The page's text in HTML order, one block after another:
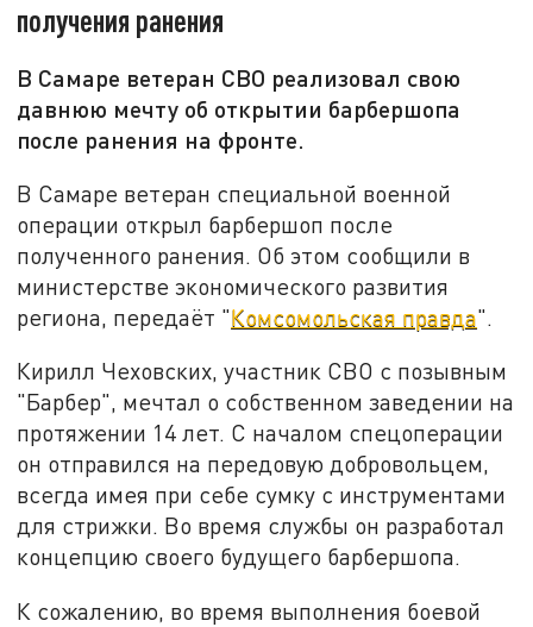
получения ранения
В Самаре ветеран СВО реализовал свою
давнюю мечту об открытии барбершопа
после ранения на фронте.
В Самаре ветеран специальной военной
операции открыл барбершоп после
полученного ранения. Об этом сообщили в
министерстве экономического развития
региона, передаёт "Комсомольская правда".
Кирилл Чеховских, участник СВО с позывным
"Барбер", мечтал о собственном заведении на
протяжении 14 лет. С началом спецоперации
он отправился на передовую добровольцем,
всегда имея при себе сумку с инструментами
для стрижки. Во время службы он разработал
концепцию своего будущего барбершопа.
К сожалению, во время выполнения боевой